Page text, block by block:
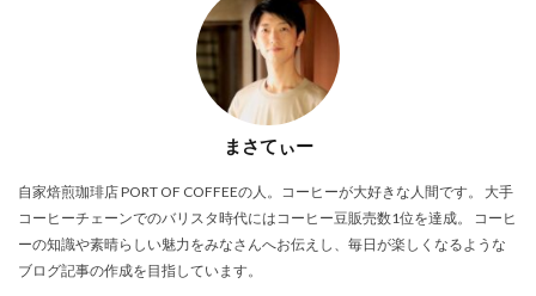
まさてぃー
自家焙煎珈琲店 PORT OF COFFEEの人。コーヒーが大好きな人間です。 大手
コーヒーチェーンでのバリスタ時代にはコーヒー豆販売数1位を達成。 コーヒ
ーの知識や素晴らしい魅力をみなさんへお伝えし、毎日が楽しくなるような
ブログ記事の作成を目指しています。